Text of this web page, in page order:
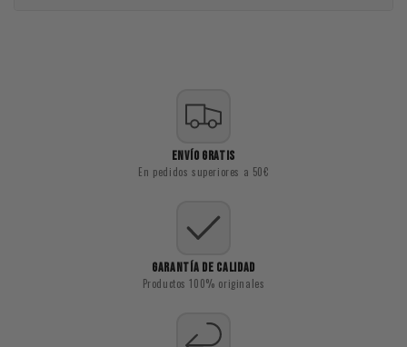
ENVÍO GRATIS
En pedidos superiores a 50€
GARANTÍA DE CALIDAD
Productos 100% originales